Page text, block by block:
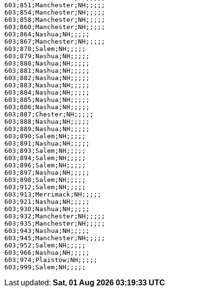
603;851;Manchester;NH;;;;;
603;854;Manchester;NH;;;;;
603;858;Manchester;NH;;;;;
603;860;Manchester;NH;;;;;
603;864;Nashua;NH;;;;;
603;867;Manchester;NH;;;;;
603;870;Salem;NH;;;;;
603;879;Nashua;NH;;;;;
603;880;Nashua;NH;;;;;
603;881;Nashua;NH;;;;;
603;882;Nashua;NH;;;;;
603;883;Nashua;NH;;;;;
603;884;Nashua;NH;;;;;
603;885;Nashua;NH;;;;;
603;886;Nashua;NH;;;;;
603;887;Chester;NH;;;;;
603;888;Nashua;NH;;;;;
603;889;Nashua;NH;;;;;
603;890;Salem;NH;;;;;
603;891;Nashua;NH;;;;;
603;893;Salem;NH;;;;;
603;894;Salem;NH;;;;;
603;896;Salem;NH;;;;;
603;897;Nashua;NH;;;;;
603;898;Salem;NH;;;;;
603;912;Salem;NH;;;;;
603;913;Merrimack;NH;;;;;
603;921;Nashua;NH;;;;;
603;930;Nashua;NH;;;;;
603;932;Manchester;NH;;;;;
603;935;Manchester;NH;;;;;
603;943;Nashua;NH;;;;;
603;945;Manchester;NH;;;;;
603;952;Salem;NH;;;;;
603;966;Nashua;NH;;;;;
603;974;Plaistow;NH;;;;;
Last updated: Sat, 01 Aug 2026 03:19:33 UTC